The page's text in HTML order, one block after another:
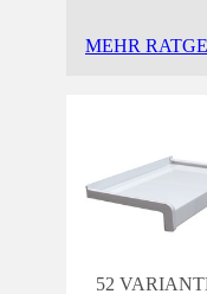
MEHR
52